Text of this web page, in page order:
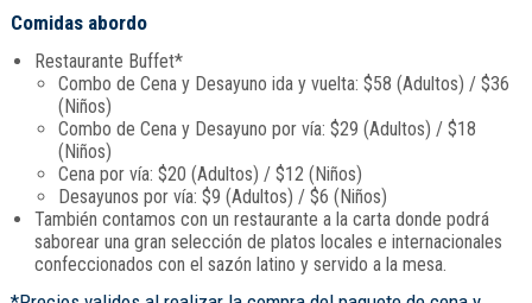
Comidas abordo
Restaurante Buffet*
Combo de Cena y Desayuno ida y vuelta: $58 (Adultos) / $36
(Niños)
Combo de Cena y Desayuno por vía: $29 (Adultos) / $18
(Niños)
Cena por vía: $20 (Adultos) / $12 (Niños)
Desayunos por vía: $9 (Adultos) / $6 (Niños)
También contamos con un restaurante a la carta donde podrá
saborear una gran selección de platos locales e internacionales
confeccionados con el sazón latino y servido a la mesa.